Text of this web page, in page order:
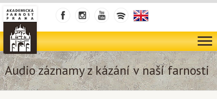
Audio záznamy z kázání v naší farnosti